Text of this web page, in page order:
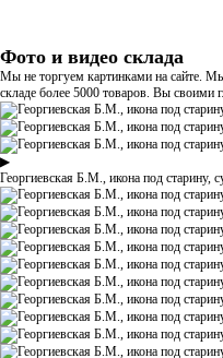
Фото и видео склада
Мы не торгуем картинками на сайте.
складе более 5000 товаров. Вы своими
▶
Георгиевская Б.М., икона под старину,